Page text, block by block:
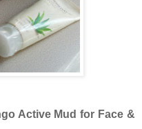
Active Mud for Face &